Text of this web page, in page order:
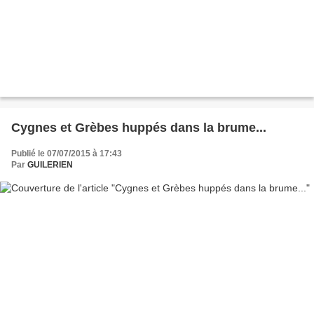
Cygnes et Grèbes huppés dans la brume...
Publié le 07/07/2015 à 17:43
Par GUILERIEN